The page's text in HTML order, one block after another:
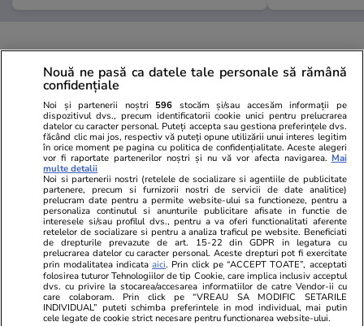
PARTENERI
Nouă ne pasă ca datele tale personale să rămână
confidențiale
Noi și partenerii noștri 596 stocăm și/sau accesăm informații pe
dispozitivul dvs., precum identificatorii cookie unici pentru prelucrarea
datelor cu caracter personal. Puteți accepta sau gestiona preferințele dvs.
făcând clic mai jos, respectiv vă puteți opune utilizării unui interes legitim
în orice moment pe pagina cu politica de confidențialitate. Aceste alegeri
vor fi raportate partenerilor noștri și nu vă vor afecta navigarea. Mai
multe detalii
Noi si partenerii nostri (retelele de socializare si agentiile de publicitate
partenere, precum si furnizorii nostri de servicii de date analitice)
prelucram date pentru a permite website-ului sa functioneze, pentru a
personaliza continutul si anunturile publicitare afisate in functie de
interesele si/sau profilul dvs., pentru a va oferi functionalitati aferente
retelelor de socializare si pentru a analiza traficul pe website. Beneficiati
de drepturile prevazute de art. 15-22 din GDPR in legatura cu
prelucrarea datelor cu caracter personal. Aceste drepturi pot fi exercitate
prin modalitatea indicataaici. Prin click pe “ACCEPT TOATE”, acceptati
folosirea tuturor Tehnologiilor de tip Cookie, care implica inclusiv acceptul
dvs. cu privire la stocarea/accesarea informatiilor de catre Vendor-ii cu
care colaboram. Prin click pe “VREAU SA MODIFIC SETARILE
INDIVIDUAL” puteti schimba preferintele in mod individual, mai putin
cele legate de cookie strict necesare pentru functionarea website-ului.